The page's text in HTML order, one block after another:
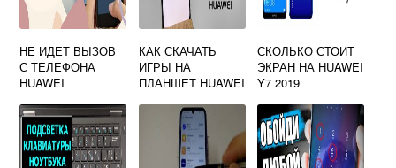
НЕ ИДЕТ ВЫЗОВ
С ТЕЛЕФОНА
HUAWEI
КАК СКАЧАТЬ
ИГРЫ НА
ПЛАНШЕТ HUAWEI
СКОЛЬКО СТОИТ
ЭКРАН НА HUAWEI
Y7 2019